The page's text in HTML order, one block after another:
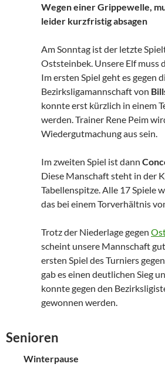
Wegen einer Grippewelle,
leider kurzfristig absagen
Am Sonntag ist der letzte
Oststeinbek. Unsere Elf muss
Im ersten Spiel geht es gegen
Bezirksligamannschaft von
konnte erst kürzlich in einem
werden. Trainer Rene Peim
Wiedergutmachung aus sein.
Im zweiten Spiel ist dann
Diese Manschaft steht in der
Tabellenspitze. Alle 17 Spiele
das bei einem Torverhältnis
Trotz der Niederlage gegen
scheint unsere Mannschaft
ersten Spiel des Turniers gegen
gab es einen deutlichen Sieg
konnte gegen den
gewonnen werden.
Senioren
Winterpause